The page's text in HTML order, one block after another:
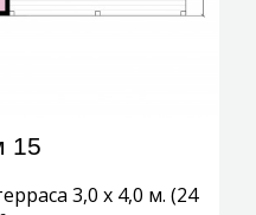
15
3,0 х 4,0 м. (24